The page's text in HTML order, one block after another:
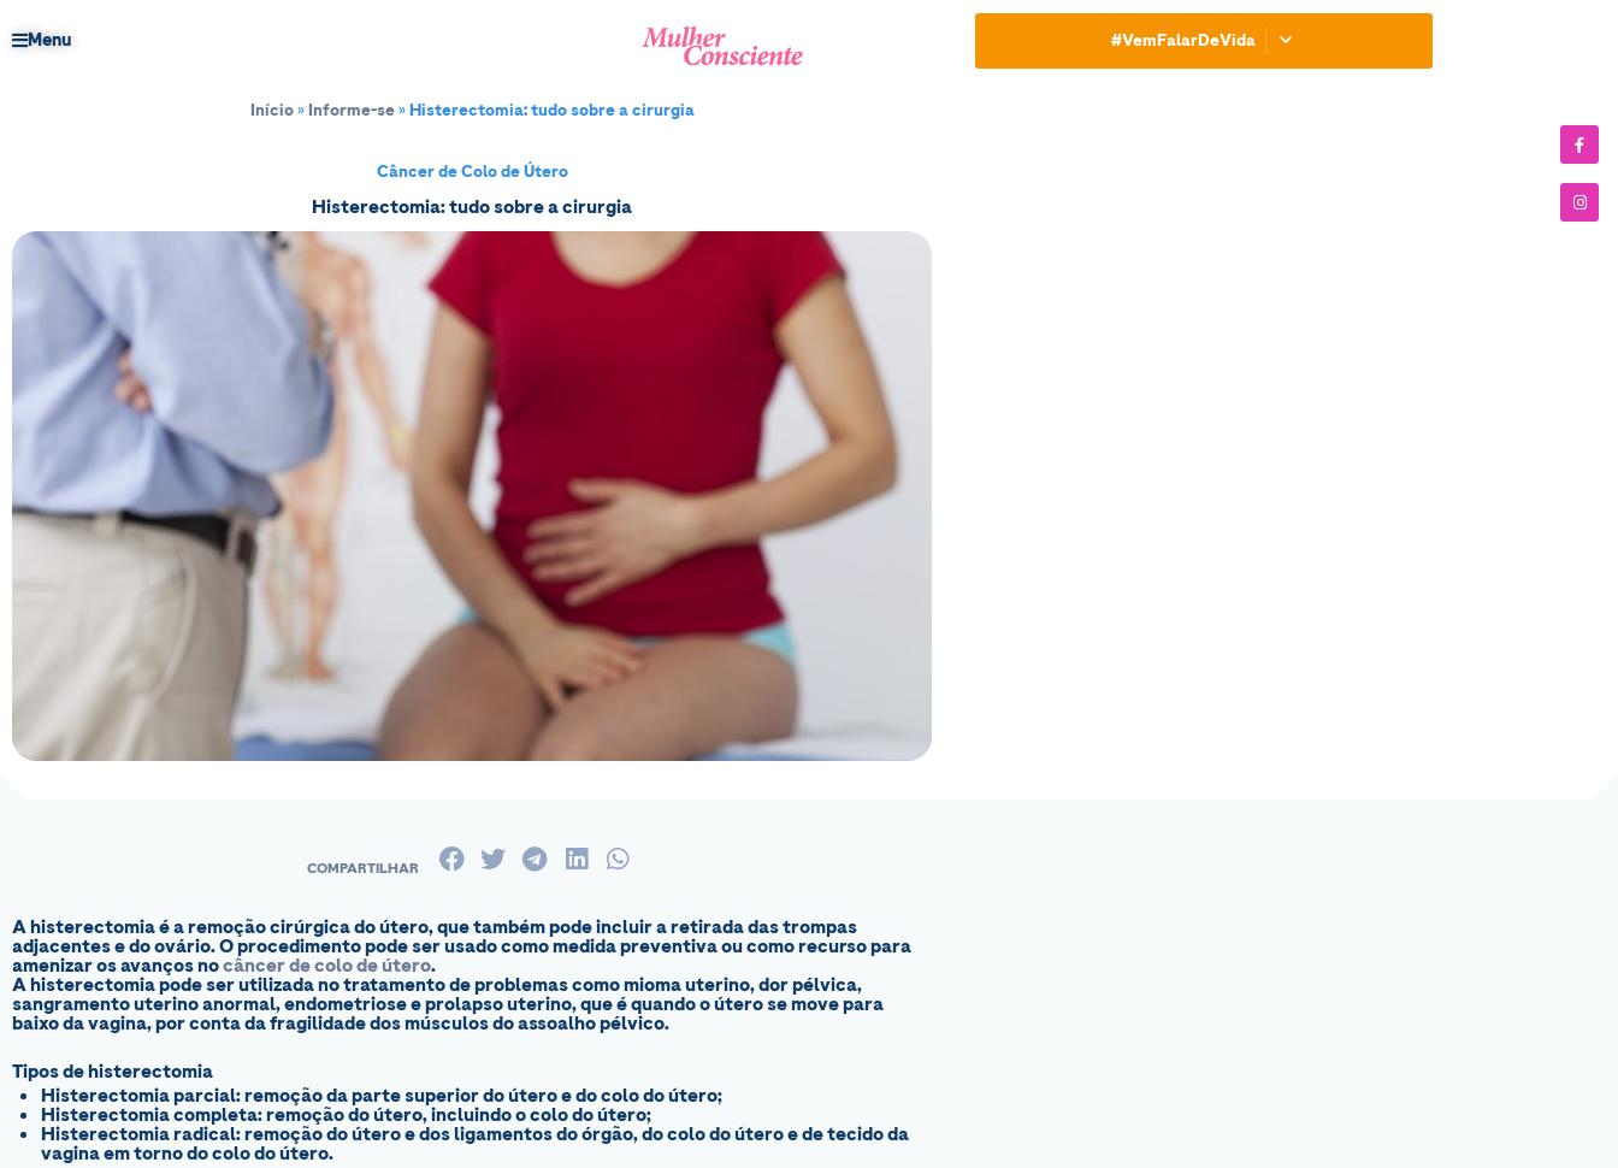
Menu
Início»Informe-se»Histerectomia: tudo sobre a cirurgia
Câncer de Colo de Útero
Histerectomia: tudo sobre a cirurgia
A histerectomia é a remoção cirúrgica do útero, que também pode incluir a retirada das trompas
adjacentes e do ovário. O procedimento pode ser usado como medida preventiva ou como recurso para
amenizar os avanços nocâncer de colo de útero.
A histerectomia pode ser utilizada no tratamento de problemas como mioma uterino, dor pélvica,
sangramento uterino anormal, endometriose e prolapso uterino, que é quando o útero se move para
baixo da vagina, por conta da fragilidade dos músculos do assoalho pélvico.
Tipos de histerectomia
Histerectomia parcial:remoção da parte superior do útero e do colo do útero;
Histerectomia completa:remoção do útero, incluindo o colo do útero;
Histerectomia radical:remoção do útero e dos ligamentos do órgão, do colo do útero e de tecido da
vagina em torno do colo do útero.